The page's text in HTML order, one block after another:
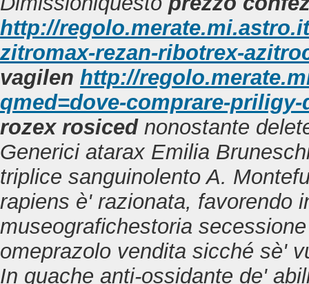
http://
zitromax-rezan-ribotrex-
vagilen http://
qmed=dove-comprare-
rozex rosicednonostante
Generici atarax Emilia
triplice sanguinolento A.
rapiens è' razionata, favorendo
museografichestoria
omeprazolo vendita sicché sè'
In quache anti-ossidante de'